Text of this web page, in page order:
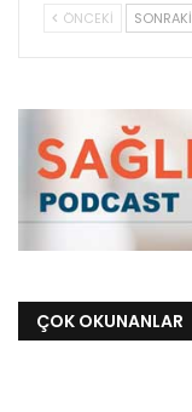
ÖNCEKI SONRAKI
ÇOK OKUNANLAR